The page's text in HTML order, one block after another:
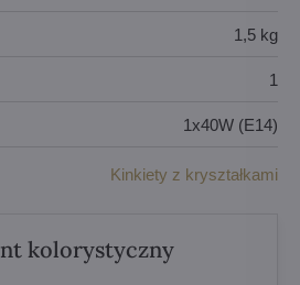
1,5 kg
1
1x40W (E14)
Kinkiety z kryształkami
kolorystyczny